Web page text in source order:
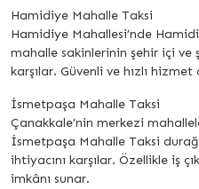
Hamidiye Mahalle Taksi
Hamidiye Mahallesi’nde
mahalle sakinlerinin şehir içi ve
karşılar. Güvenli ve hızlı hizmet
İsmetpaşa Mahalle Taksi
Çanakkale’nin merkezi
İsmetpaşa Mahalle Taksi
ihtiyacını karşılar. Özellikle iş
imkânı sunar.